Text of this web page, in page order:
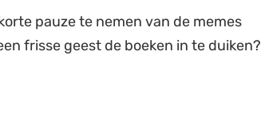
pauze te nemen van de memes
frisse geest de boeken in te duiken?